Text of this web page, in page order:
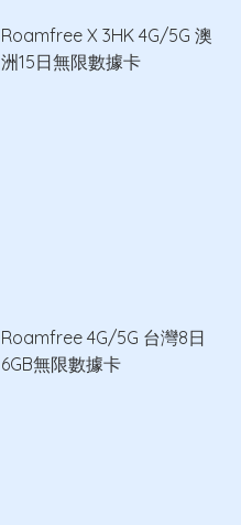
Roamfree X 3HK 4G/5G 澳
洲15日無限數據卡
Roamfree 4G/5G 台灣8日
6GB無限數據卡